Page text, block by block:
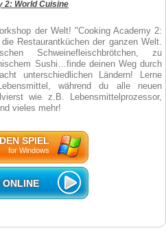
2: World Cuisine
der Welt! "Cooking Academy 2:
Restaurantküchen der ganzen Welt.
Schweinefleischbrötchen, zu
Sushi…finde deinen Weg durch
unterschiedlichen Ländern! Lerne
während du alle neuen
wie z.B. Lebensmittelprozessor,
vieles mehr!
SPIEL
for Windows
ONLINE